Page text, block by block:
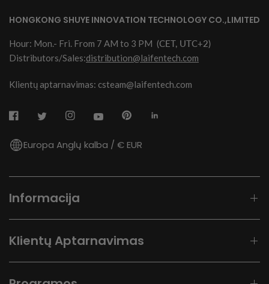
HONGKONG SHUYE INNOVATION TECHNOLOGY CO.,LIMITED
Hour: Mon.- Fri. From 7 AM to 3 PM (CET, UTC+2)
Distributors/Sales:distribution@laifentech.com
Klientų aptarnavimas: csteam@laifentech.com
Europa Anglų kalba / € EUR
Informacija
Klientų Aptarnavimas